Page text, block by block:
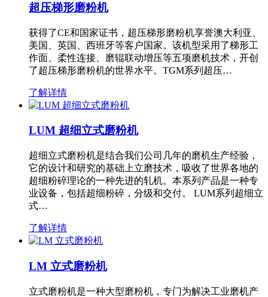
超压梯形磨粉机
获得了CE和国家证书，超压梯形磨粉机享誉澳大利亚、
美国、英国、西班牙等客户国家。该机型采用了梯形工
作面、柔性连接、磨辊联动增压等五项磨机技术，开创
了超压梯形磨粉机的世界水平。TGM系列超压…
了解详情
LUM 超细立式磨粉机
超细立式磨粉机是结合我们公司几年的磨机生产经验，
它的设计和研究的基础上立磨技术，吸收了世界各地的
超细粉碎理论的一种先进的轧机。本系列产品是一种专
业设备，包括超细粉碎，分级和交付。 LUM系列超细立
式…
了解详情
LM 立式磨粉机
立式磨粉机是一种大型磨粉机，专门为解决工业磨机产